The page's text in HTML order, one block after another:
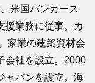
米国バンカース
援業務に従事。カ
家業の建築資材会
会社を設立。2000
ャパンを設立。海